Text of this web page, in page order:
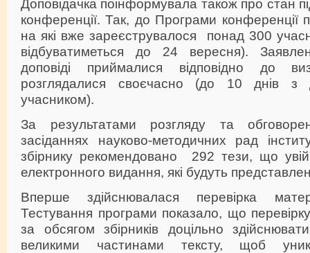
Доповідачка поінформувала також про стан
конференції. Так, до Програми конференції
на які вже зареєструвалося понад 300
відбуватиметься до 24 вересня).
доповіді приймалися відповідно до
розглядалися своєчасно (до 10 днів з
учасником).
За результатами розгляду та
засіданнях науково-методичних рад
збірнику рекомендовано 292 тези, що
електронного видання, які будуть
Вперше здійснювалася перевірка
Тестування програми показало, що
за обсягом збірників доцільно
великими частинами тексту, щоб